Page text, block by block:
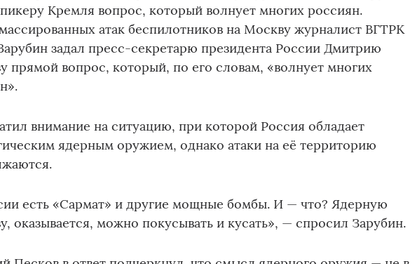
Кремля вопрос, который волнует многих россиян.
атак беспилотников на Москву журналист ВГТРК
задал пресс-секретарю президента России Дмитрию
прямой вопрос, который, по его словам, «волнует многих
внимание на ситуацию, при которой Россия обладает
ядерным оружием, однако атаки на её территорию
есть «Сармат» и другие мощные бомбы. И — что? Ядерную
оказывается, можно покусывать и кусать», — спросил Зарубин.